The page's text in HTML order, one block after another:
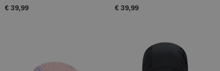
€ 39,99
€ 39,99